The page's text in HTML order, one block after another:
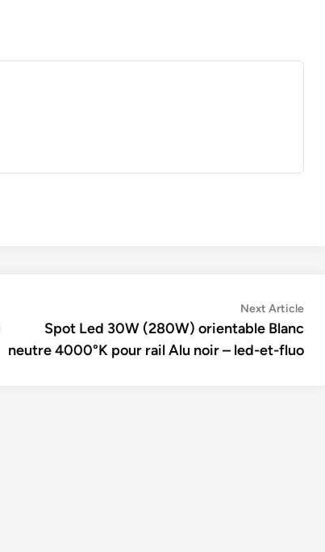
Next ArticleNext
Spot Led 30W (280W) orientable Blanc
neutre 4000°K pour rail Alu noir – led-et-fluo